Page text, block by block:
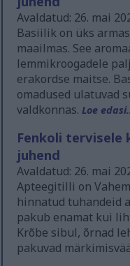
Avaldatud: 26. mai
Basiilik on üks
maailmas. See
lemmikroogadele
erakordse maitse.
omadused ulatuvad
valdkonnas.Loe
Fenkoli tervisele
juhend
Avaldatud: 26. mai
Apteegitilli on
hinnatud tuhandeid
pakub enamat kui
Krõbe sibul, õrnad
pakuvad